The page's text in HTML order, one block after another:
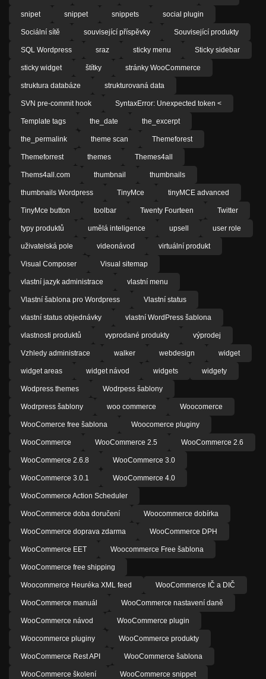
snipet snippet snippets social plugin
Sociální sítě související příspěvky Související produkty
SQL Wordpress sraz sticky menu Sticky sidebar
sticky widget štítky stránky WooCommerce
struktura databáze strukturovaná data
SVN pre-commit hook SyntaxError: Unexpected token <
Template tags the_date the_excerpt
the_permalink theme scan Themeforest
Themeforrest themes Themes4all
Thems4all.com thumbnail thumbnails
thumbnails Wordpress TinyMce tinyMCE advanced
TinyMce button toolbar Twenty Fourteen Twitter
typy produktů umělá inteligence upsell user role
uživatelská pole videonávod virtuální produkt
Visual Composer Visual sitemap
vlastní jazyk administrace vlastní menu
Vlastní šablona pro Wordpress Vlastní status
vlastní status objednávky vlastní WordPress šablona
vlastnosti produktů vyprodané produkty výprodej
Vzhledy administrace walker webdesign widget
widget areas widget návod widgets widgety
Wodpress themes Wodrpess šablony
Wodrpress šablony woo commerce Woocomerce
WooComerce free šablona Woocomerce pluginy
WooCommerce WooCommerce 2.5 WooCommerce 2.6
WooCommerce 2.6.8 WooCommerce 3.0
WooCommerce 3.0.1 WooCommerce 4.0
WooCommerce Action Scheduler
WooCommerce doba doručení Woocommerce dobírka
WooCommerce doprava zdarma WooCommerce DPH
WooCommerce EET Woocommerce Free šablona
WooCommerce free shipping
Woocommerce Heuréka XML feed WooCommerce IČ a DIČ
WooCommerce manuál WooCommerce nastavení daně
WooCommerce návod WooCommerce plugin
Woocommerce pluginy WooCommerce produkty
WooCommerce Rest API WooCommerce šablona
WooCommerce školení WooCommerce snippet